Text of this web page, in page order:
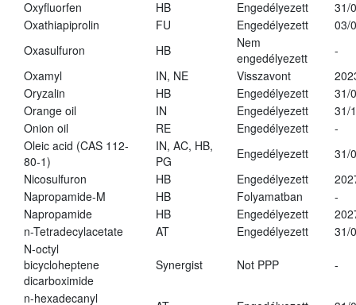
Oxyfluorfen
HB Engedélyezett
31/
Oxathiapiprolin
FU Engedélyezett
03/
Oxasulfuron
HB
Nem
engedélyezett
-
Oxamyl
IN, NE Visszavont
Oryzalin
HB Engedélyezett
31/
Orange oil
IN Engedélyezett
31/
Onion oil
RE Engedélyezett
-
Oleic acid (CAS 112-
80-1)
IN, AC, HB,
PG
Engedélyezett
31/
Nicosulfuron
HB Engedélyezett
Napropamide-M
HB Folyamatban
-
Napropamide
HB Engedélyezett
n-Tetradecylacetate
AT Engedélyezett
31/
N-octyl
bicycloheptene
dicarboximide
Synergist Not PPP -
n-hexadecanyl